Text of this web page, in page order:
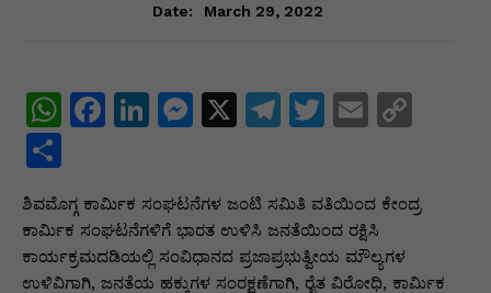
Date:
March 29, 2022
W
s
A
F
e
b
Li
e
dI
M
s
e
X
T
gr
a
T
er
E
l
y
ar
e
ಶಿವಮೊಗ್ಗ ಕಾರ್ಮಿಕ ಸಂಘಟನೆಗಳ ಜಂಟಿ ಸಮಿತಿ ವತಿಯಿಂದ ಕೇಂದ್ರ
ಕಾರ್ಮಿಕ ಸಂಘಟನೆಗಳಿಗೆ ಭಾರತ ಉಳಿಸಿ ಜನತೆಯಿಂದ ರಕ್ಷಿಸಿ
ಕಾರ್ಯಕ್ರಮದಡಿಯಲ್ಲಿ ಸಂವಿಧಾನದ ಪ್ರಜಾಪ್ರಭುತ್ವೀಯ ಮೌಲ್ಯಗಳ
ಉಳಿವಿಗಾಗಿ, ಜನತೆಯ ಹಕ್ಕುಗಳ ಸಂರಕ್ಷಣೆಗಾಗಿ, ರೈತ ವಿರೋಧಿ, ಕಾರ್ಮಿಕ